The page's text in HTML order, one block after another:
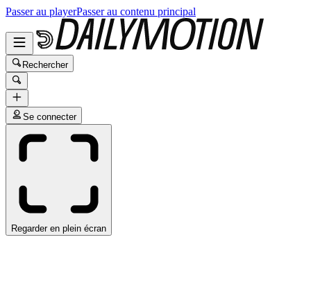
Passer au playerPasser au contenu principal
Rechercher
Se connecter
Regarder en plein écran